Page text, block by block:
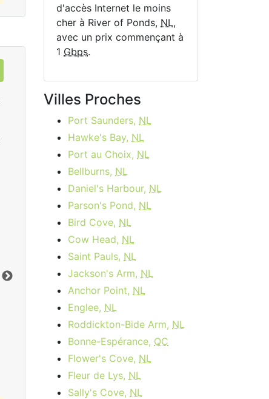
Rogers Ignite Gigabit
$149.99
per month
Frais d'activation:$14.95
Frais d'installation:
$49.99
Vers le bas:
En haut: 50Mbps
Commandez Maintenant
d'accès Internet le moins
cher à River of Ponds, NL,
avec un prix commençant à
1 Gbps.
Villes Proches
Port Saunders, NL
Hawke's Bay, NL
Port au Choix, NL
Bellburns, NL
Daniel's Harbour, NL
Parson's Pond, NL
Bird Cove, NL
Cow Head, NL
Saint Pauls, NL
Jackson's Arm, NL
Anchor Point, NL
Englee, NL
Roddickton-Bide Arm, NL
Bonne-Espérance, QC
Flower's Cove, NL
Fleur de Lys, NL
Sally's Cove, NL